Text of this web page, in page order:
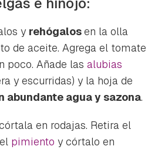
y rehógalosen la olla
de aceite. Agrega el tomate
poco. Añade las alubias
y escurridas) y la hoja de
abundante agua y sazona.
en rodajas. Retira el
pimiento y córtalo en